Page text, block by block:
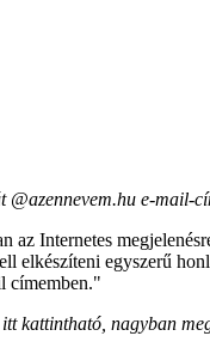
e-mail-
Internetes
elkészíteni egyszerű
címemben."
kattintható, nagyban